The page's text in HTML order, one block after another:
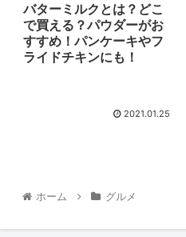
バターミルクとは？どこ
で買える？パウダーがお
すすめ！パンケーキやフ
ライドチキンにも！
2021.01.25
ホーム グルメ